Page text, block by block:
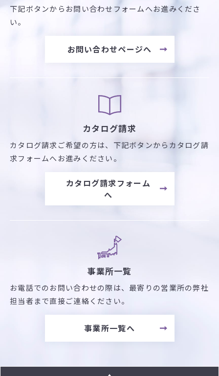
下記ボタンからお問い合わせフォームへお進みくださ
い。
お問い合わせページへ
カタログ請求
カタログ請求ご希望の方は、 下記ボタンからカタログ請
求フォームへお進みください。
カタログ請求フォーム
へ
事業所一覧
お電話でのお問い合わせの際は、最寄りの営業所の弊社
担当者まで直接ご連絡ください。
事業所一覧へ